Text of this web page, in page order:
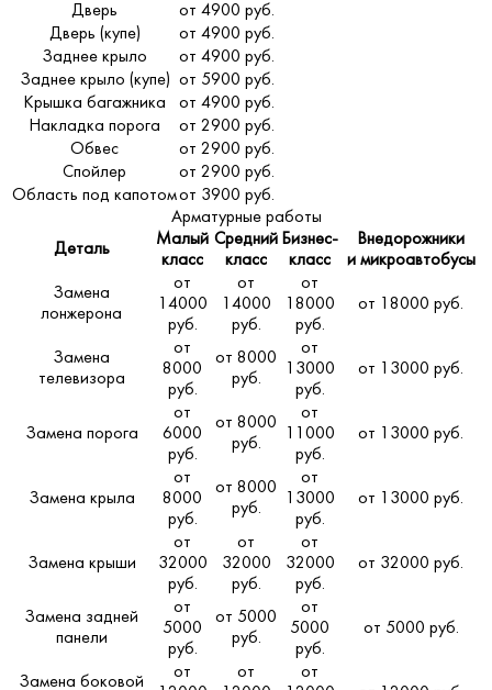
Дверь
от 4900 руб.
Дверь (купе)
от 4900 руб.
Заднее крыло
от 4900 руб.
Заднее крыло (купе) от 5900 руб.
Крышка багажника
от 4900 руб.
Накладка порога
от 2900 руб.
Обвес
от 2900 руб.
Спойлер
от 2900 руб.
Область под капотомот 3900 руб.
Арматурные работы
Деталь
Малый
класс
Средний
класс
Бизнес-
класс
Внедорожники
и микроавтобусы
Замена
лонжерона
от
14000
руб.
от
14000
руб.
от
18000
руб.
от 18000 руб.
Замена
телевизора
от
8000
руб.
от 8000
руб.
от
13000
руб.
от 13000 руб.
Замена порога
от
6000
руб.
от 8000
руб.
от
11000
руб.
от 13000 руб.
Замена крыла
от
8000
руб.
от 8000
руб.
от
13000
руб.
от 13000 руб.
Замена крыши
от
32000
руб.
от
32000
руб.
от
32000
руб.
от 32000 руб.
Замена задней
панели
от
5000
руб.
от 5000
руб.
от
5000
руб.
от 5000 руб.
Замена боковой
от
от
от